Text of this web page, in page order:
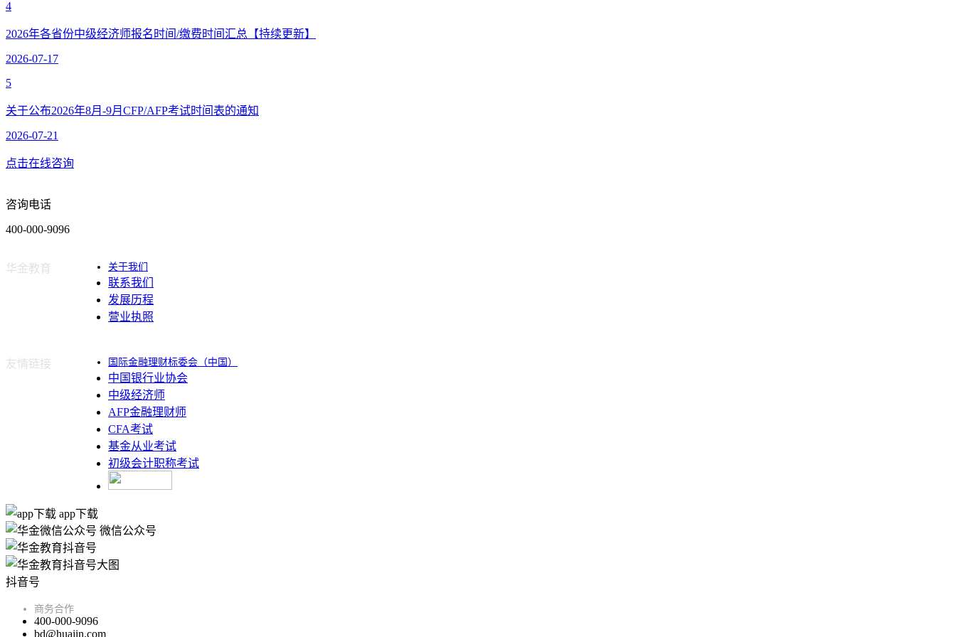
4
2026年各省份中级经济师报名时间/缴费时间汇总【持续更新】
2026-07-17
5
关于公布2026年8月-9月CFP/AFP考试时间表的通知
2026-07-21
点击在线咨询
咨询电话
400-000-9096
华金教育 关于我们
联系我们
发展历程
营业执照
友情链接 国际金融理财标委会（中国）
中国银行业协会
中级经济师
AFP金融理财师
CFA考试
基金从业考试
初级会计职称考试
app下载
微信公众号
抖音号
商务合作
400-000-9096
bd@huajin.com